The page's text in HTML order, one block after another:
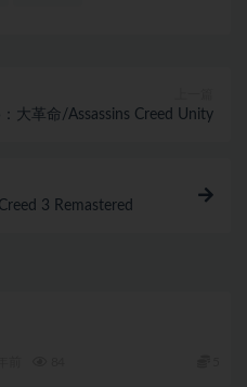
大革命/Assassins Creed Unity
3 Remastered